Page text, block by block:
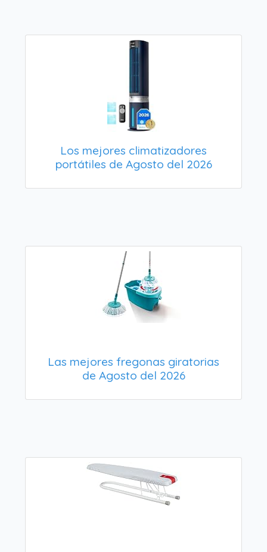
Los mejores climatizadores
portátiles de Agosto del 2026
Las mejores fregonas giratorias
de Agosto del 2026